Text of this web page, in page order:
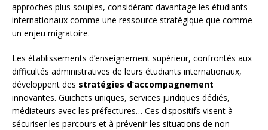
approches plus souples, considérant davantage les étudiants
internationaux comme une ressource stratégique que comme
un enjeu migratoire.
Les établissements d’enseignement supérieur, confrontés aux
difficultés administratives de leurs étudiants internationaux,
développent des stratégies d’accompagnement
innovantes. Guichets uniques, services juridiques dédiés,
médiateurs avec les préfectures… Ces dispositifs visent à
sécuriser les parcours et à prévenir les situations de non-